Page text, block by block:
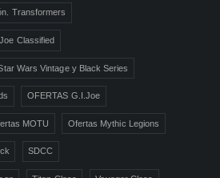
Transformers
Classified
Wars Vintage y Black Series
OFERTAS G.I.Joe
MOTU Ofertas Mythic Legions
SDCC